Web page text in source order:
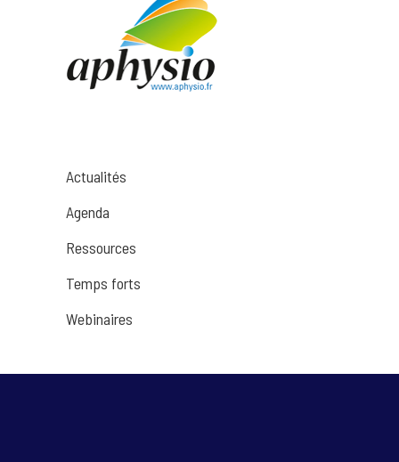
Actualités
Agenda
Ressources
Temps forts
Webinaires